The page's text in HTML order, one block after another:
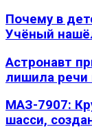
Почему в
Учёный
Астронавт
лишила речи
МАЗ-7907:
шасси,